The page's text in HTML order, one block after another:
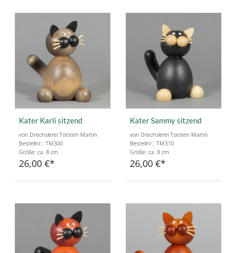
Kater Karli sitzend
von Drechslerei Torsten Martin
Bestellnr.: TM300
Größe: ca. 8 cm
26,00 €
Kater Sammy sitzend
von Drechslerei Torsten Martin
Bestellnr.: TM310
Größe: ca. 8 cm
26,00 €